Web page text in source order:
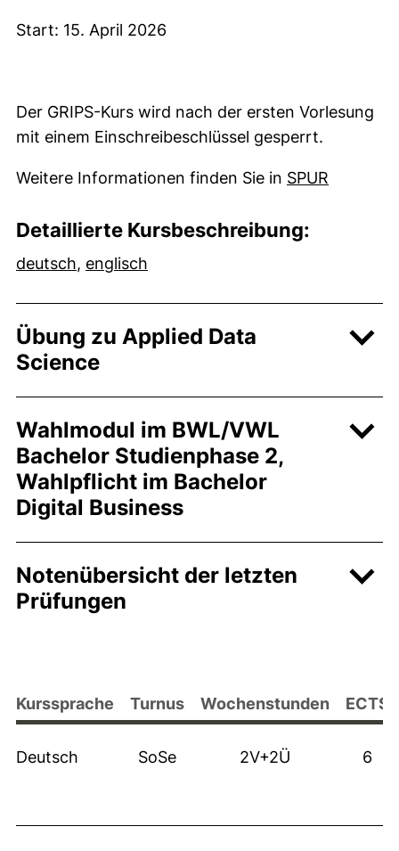
Start: 15. April 2026
Der GRIPS-Kurs wird nach der ersten Vorlesung
mit einem Einschreibeschlüssel gesperrt.
Weitere Informationen finden Sie in SPUR
Detaillierte Kursbeschreibung:
deutsch (öffnet neues Fenster). (nicht barrierefrei)
, englisch
Übung zu Applied Data
Science
Wahlmodul im BWL/VWL
Bachelor Studienphase 2,
Wahlpflicht im Bachelor
Digital Business
Notenübersicht der letzten
Prüfungen
Kurssprache Turnus Wochenstunden ECTS
Deutsch SoSe 2V+2Ü 6